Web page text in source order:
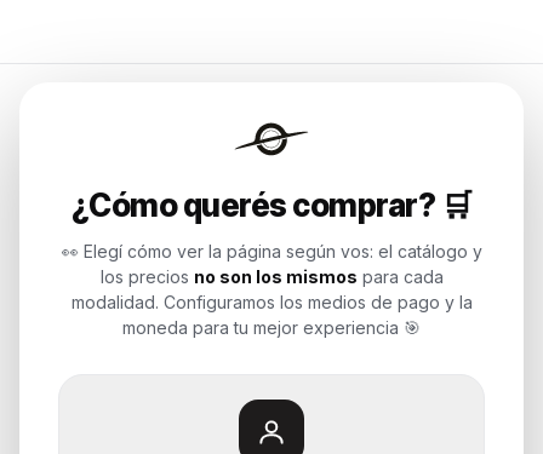
¿Cómo querés comprar? 🛒
👀 Elegí cómo ver la página según vos: el catálogo y
los precios no son los mismos para cada
modalidad. Configuramos los medios de pago y la
moneda para tu mejor experiencia 🎯
Endurances
Soluciones de tecnología para
Potenciamos tu mundo.
Time to work
Categorías